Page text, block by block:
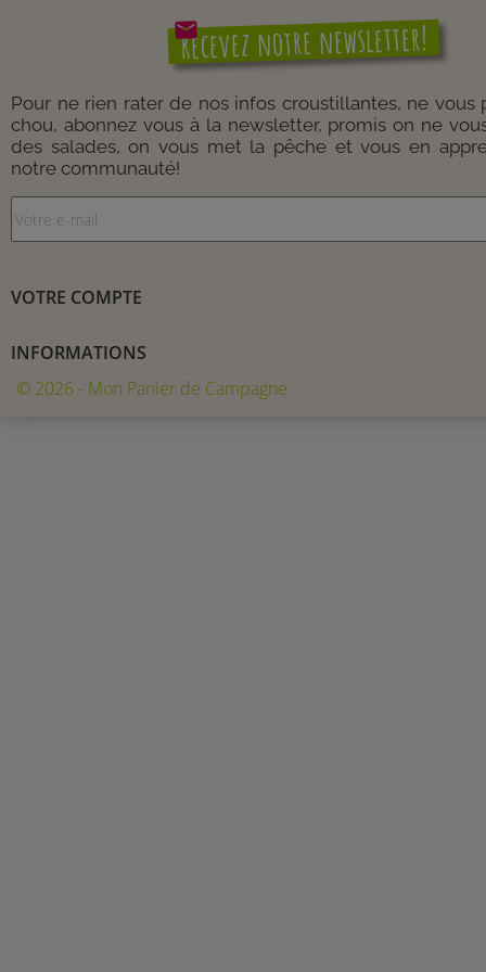
mail
Recevez notre newsletter!
Pour ne rien rater de nos infos croustillantes, ne vous
chou, abonnez vous à la newsletter, promis on ne
des salades, on vous met la pêche et vous en
notre communauté!
VOTRE COMPTE
INFORMATIONS
© 2026 - Mon Panier de Campagne